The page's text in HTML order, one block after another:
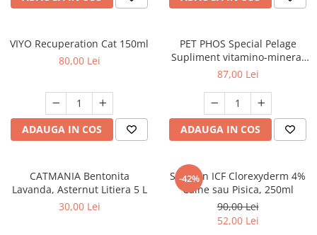
VIYO Recuperation Cat 150ml
80,00 Lei
ADAUGA IN COS
PET PHOS Special Pelage
Supliment vitamino-mineral
pentru câini, 50 tablete
87,00 Lei
ADAUGA IN COS
CATMANIA Bentonita
Lavanda, Asternut Litiera 5 L
30,00 Lei
-42%
Sampon ICF Clorexyderm 4%
Caine sau Pisica, 250ml
90,00 Lei
52,00 Lei